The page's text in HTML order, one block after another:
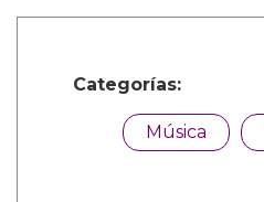
Categorías:
Música